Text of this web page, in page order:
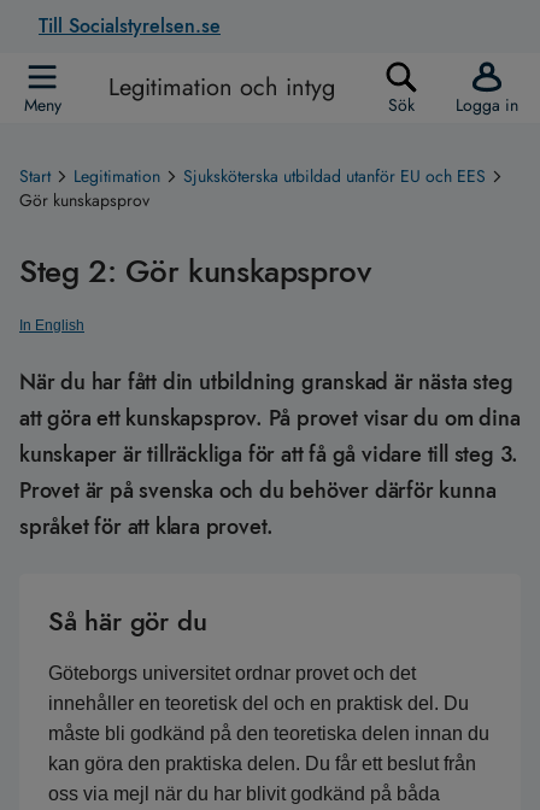
Till Socialstyrelsen.se
Meny Legitimation och intyg Sök Logga in
Start Legitimation
Sjuksköterska utbildad utanför EU och EES
Gör kunskapsprov
Steg 2: Gör kunskapsprov
In English
När du har fått din utbildning granskad är nästa steg
att göra ett kunskapsprov. På provet visar du om dina
kunskaper är tillräckliga för att få gå vidare till steg 3.
Provet är på svenska och du behöver därför kunna
språket för att klara provet.
Så här gör du
Göteborgs universitet ordnar provet och det
innehåller en teoretisk del och en praktisk del. Du
måste bli godkänd på den teoretiska delen innan du
kan göra den praktiska delen. Du får ett beslut från
oss via mejl när du har blivit godkänd på båda